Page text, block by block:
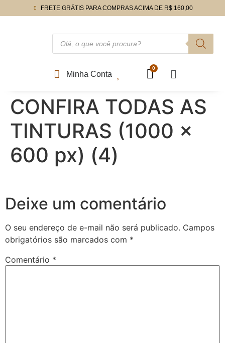
FRETE GRÁTIS PARA COMPRAS ACIMA DE R$ 160,00
Minha Conta
CONFIRA TODAS AS
TINTURAS (1000 x
600 px) (4)
Deixe um comentário
O seu endereço de e-mail não será publicado. Campos
obrigatórios são marcados com *
Comentário *